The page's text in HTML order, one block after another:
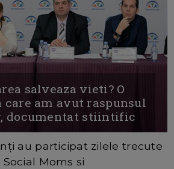
salveaza vieti? O
care am avut raspunsul
documentat stiintific
au participat zilele trecute
Moms si